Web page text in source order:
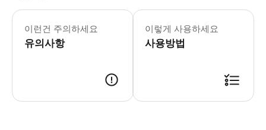
이런건 주의하세요
유의사항
이렇게 사용하세요
사용방법